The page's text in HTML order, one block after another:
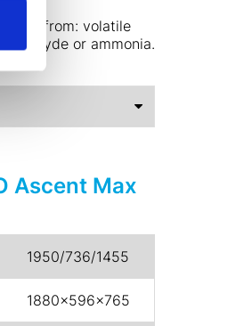
from: volatile
aldehyde or ammonia.
Ascent Max
1950/736/1455
1880x596x765